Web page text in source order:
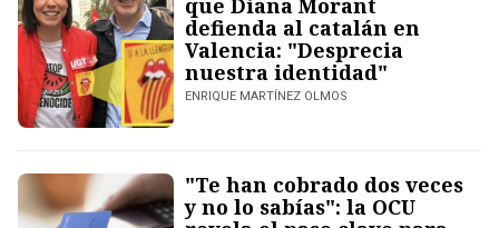
que Diana Morant
defienda al catalán en
Valencia: "Desprecia
nuestra identidad"
ENRIQUE MARTÍNEZ OLMOS
"Te han cobrado dos veces
y no lo sabías": la OCU